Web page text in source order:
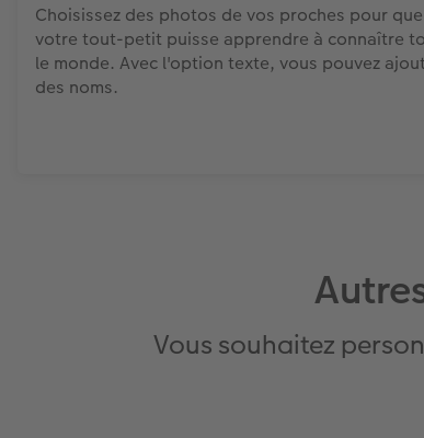
Choisissez des photos de vos proches pour que
votre tout-petit puisse apprendre à connaître
le monde. Avec l'option texte, vous pouvez
des noms.
Vous souhaitez